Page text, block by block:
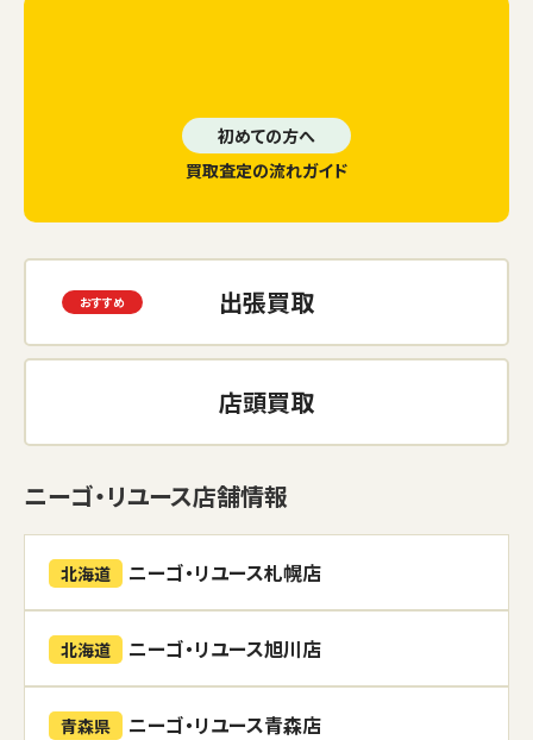
初めての方へ
買取査定の流れガイド
出張買取
店頭買取
ニーゴ・リユース店舗情報
北海道 ニーゴ・リユース札幌店
北海道 ニーゴ・リユース旭川店
青森県 ニーゴ・リユース青森店